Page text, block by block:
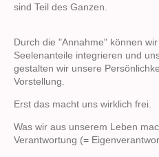
sind Teil des Ganzen.
Durch die "Annahme" können
Seelenanteile integrieren und
gestalten wir unsere
Vorstellung.
Erst das macht uns wirklich frei.
Was wir aus unserem Leben
Verantwortung (=